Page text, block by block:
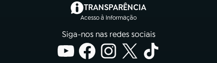
TRANSPARÊNCIA
Acesso à Informação
(abre em nova aba)
Siga-nos nas redes sociais